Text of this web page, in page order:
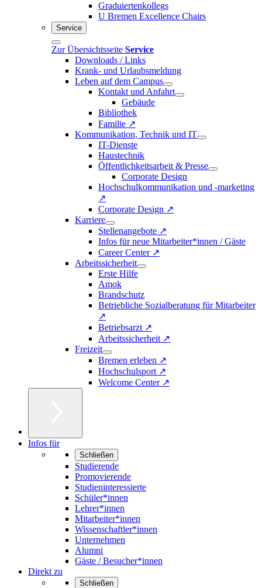
Graduiertenkollegs
U Bremen Excellence Chairs
Service
Zur Übersichtsseite Service
Downloads / Links
Krank- und Urlaubsmeldung
Leben auf dem Campus
Kontakt und Anfahrt
Gebäude
Bibliothek
Familie ↗
Kommunikation, Technik und IT
IT-Dienste
Haustechnik
Öffentlichkeitsarbeit & Presse
Corporate Design
Hochschulkommunikation und -marketing
↗
Corporate Design ↗
Karriere
Stellenangebote ↗
Infos für neue Mitarbeiter*innen / Gäste
Career Center ↗
Arbeitssicherheit
Erste Hilfe
Amok
Brandschutz
Betriebliche Sozialberatung für Mitarbeiter
↗
Betriebsarzt ↗
Arbeitssicherheit ↗
Freizeit
Bremen erleben ↗
Hochschulsport ↗
Welcome Center ↗
Infos für
Schließen
Studierende
Promovierende
Studieninteressierte
Schüler*innen
Lehrer*innen
Mitarbeiter*innen
Wissenschaftler*innen
Unternehmen
Alumni
Gäste / Besucher*innen
Direkt zu
Schließen